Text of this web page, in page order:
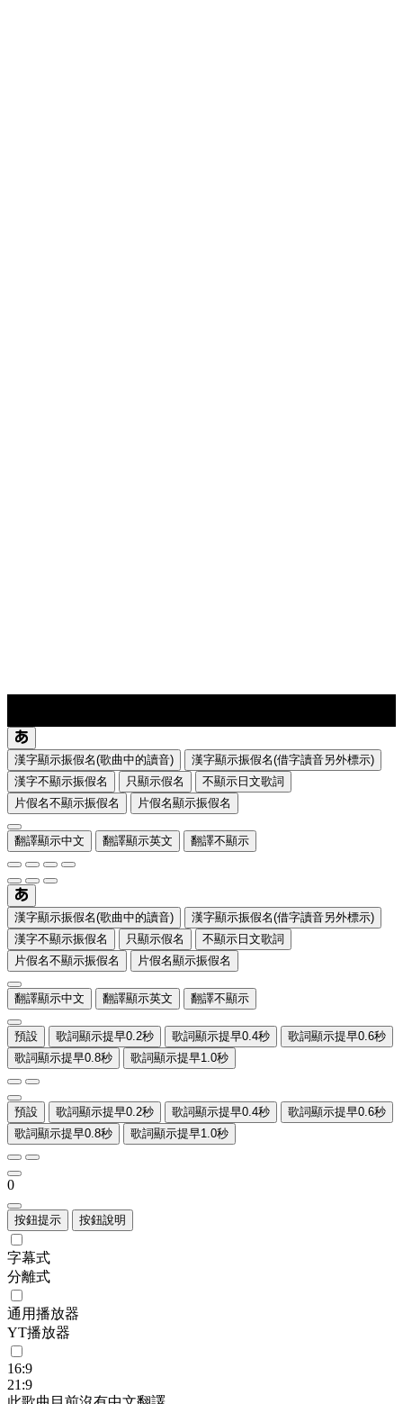
漢字顯示振假名(歌曲中的讀音)
漢字顯示振假名(借字讀音另外標示)
漢字不顯示振假名
只顯示假名
不顯示日文歌詞
片假名不顯示振假名
片假名顯示振假名
翻譯顯示中文 翻譯顯示英文 翻譯不顯示
漢字顯示振假名(歌曲中的讀音)
漢字顯示振假名(借字讀音另外標示)
漢字不顯示振假名
只顯示假名
不顯示日文歌詞
片假名不顯示振假名
片假名顯示振假名
翻譯顯示中文 翻譯顯示英文 翻譯不顯示
預設 歌詞顯示提早0.2秒 歌詞顯示提早0.4秒
歌詞顯示提早0.6秒
歌詞顯示提早0.8秒
歌詞顯示提早1.0秒
預設 歌詞顯示提早0.2秒 歌詞顯示提早0.4秒
歌詞顯示提早0.6秒
歌詞顯示提早0.8秒
歌詞顯示提早1.0秒
0
按鈕提示 按鈕說明
字幕式
分離式
通用播放器
YT播放器
16:9
21:9